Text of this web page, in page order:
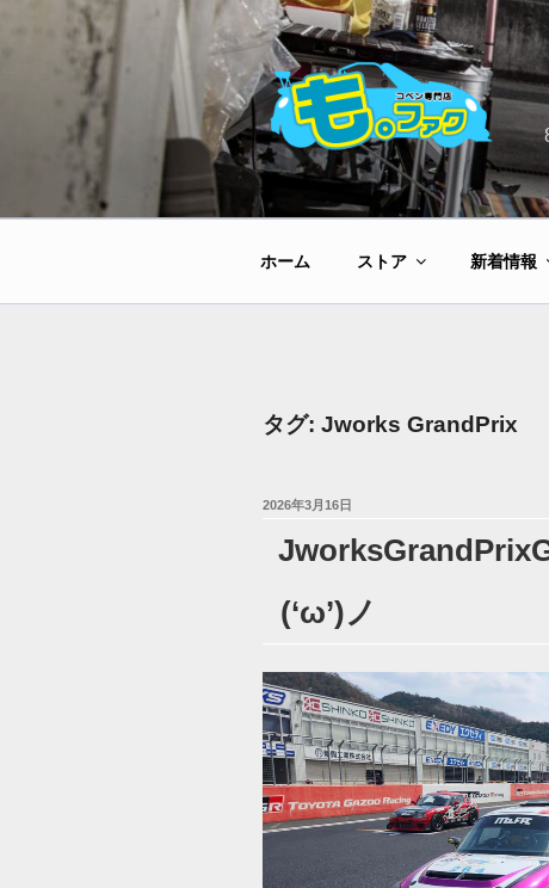
キ
ホーム ストア 新着情報
タグ: Jworks GrandPrix
投
2026年3月16日
(‘ω’)ノ